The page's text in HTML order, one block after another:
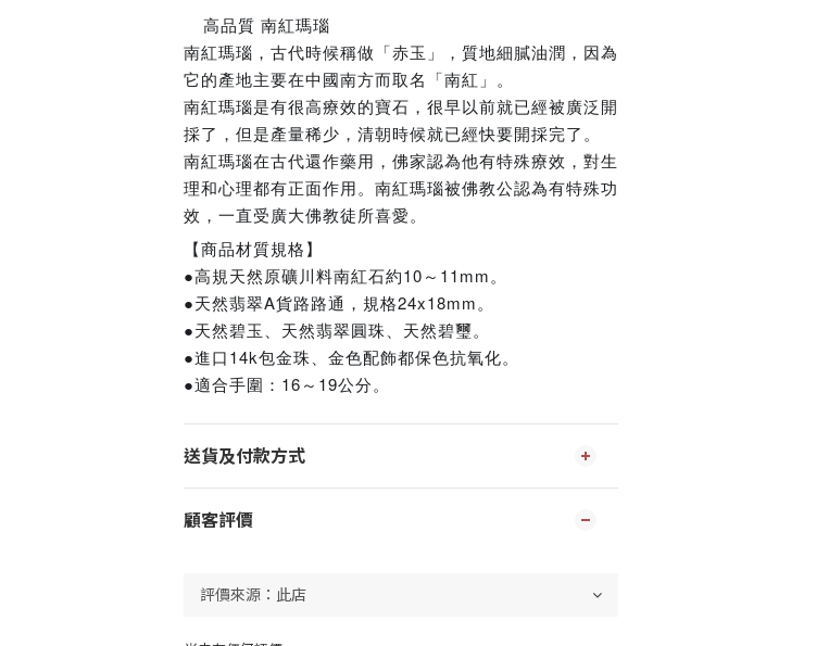
高品質 南紅瑪瑙
南紅瑪瑙，古代時候稱做「赤玉」，質地細膩油潤，因為
它的產地主要在中國南方而取名「南紅」。
南紅瑪瑙是有很高療效的寶石，很早以前就已經被廣泛開
採了，但是產量稀少，清朝時候就已經快要開採完了。
南紅瑪瑙在古代還作藥用，佛家認為他有特殊療效，對生
理和心理都有正面作用。南紅瑪瑙被佛教公認為有特殊功
效，一直受廣大佛教徒所喜愛。
【商品材質規格】
●高規天然原礦川料南紅石約10～11mm。
●天然翡翠A貨路路通，規格24x18mm。
●天然碧玉、天然翡翠圓珠、天然碧璽。
●進口14k包金珠、金色配飾都保色抗氧化。
●適合手圍：16～19公分。
送貨及付款方式
顧客評價